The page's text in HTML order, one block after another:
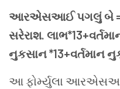
આરએસઆઈપગલું બે
સરેરાશ. લાભ*13+
નુકસાન*13+વર્તમાન
આ ફોર્મ્યુલા